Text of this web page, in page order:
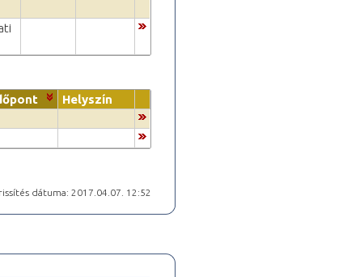
Helyszín
dátuma: 2017.04.07. 12:52